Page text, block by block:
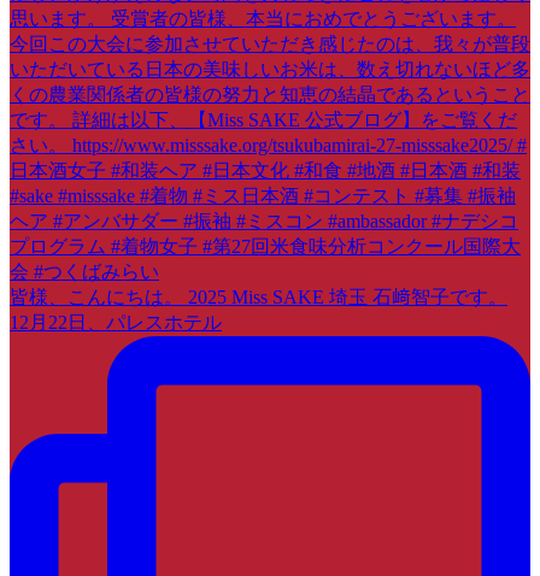
皆様、こんにちは。 2025 Miss SAKE 埼玉 石﨑智子です。
12月22日、パレスホテル